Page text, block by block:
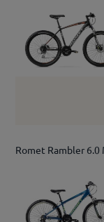
Romet Rambler